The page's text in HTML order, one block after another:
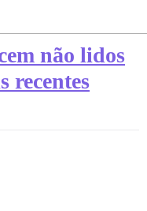
não lidos
recentes